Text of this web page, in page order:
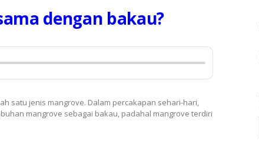
dengan bakau?
satu jenis mangrove. Dalam percakapan sehari-hari,
mangrove sebagai bakau, padahal mangrove terdiri